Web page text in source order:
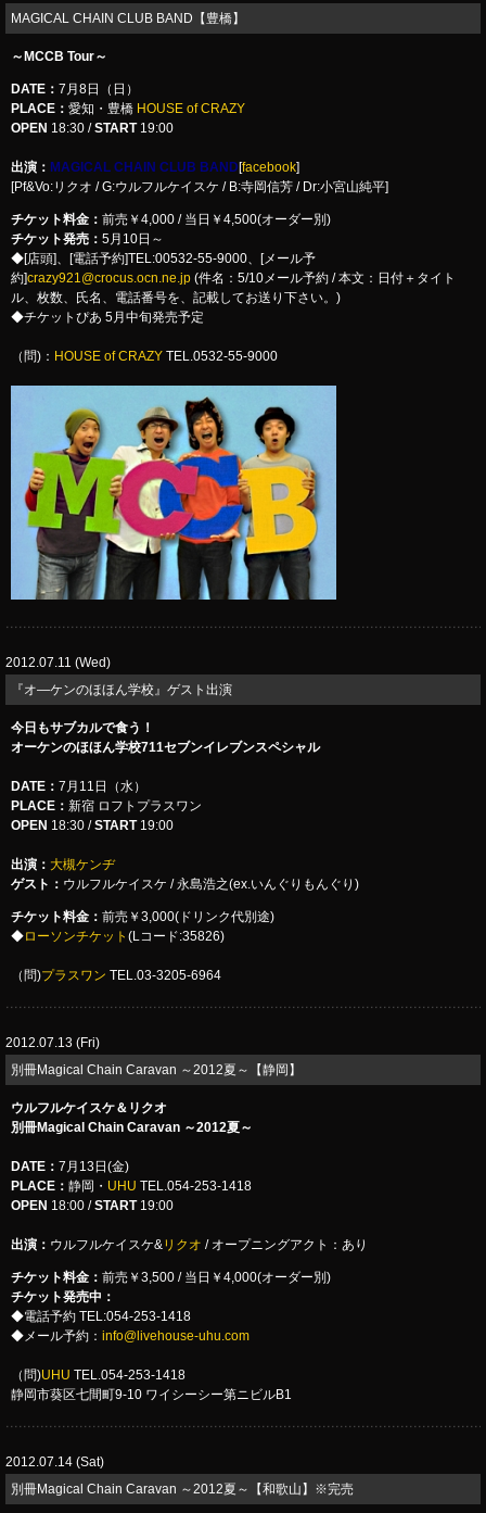
MAGICAL CHAIN CLUB BAND【豊橋】
～MCCB Tour～
DATE： 7月8日（日）
PLACE： 愛知・豊橋 HOUSE of CRAZY
OPEN 18:30 /START19:00
出演： MAGICAL CHAIN CLUB BAND[facebook]
[Pf&Vo:リクオ / G:ウルフルケイスケ / B:寺岡信芳 / Dr:小宮山純平]
チケット料金： 前売￥4,000 / 当日￥4,500(オーダー別)
チケット発売： 5月10日～
◆[店頭]、[電話予約]TEL:00532-55-9000、[メール予
約]crazy921@crocus.ocn.ne.jp (件名：5/10メール予約 / 本文：日付＋タイト
ル、枚数、氏名、電話番号を、記載してお送り下さい。)
◆チケットぴあ 5月中旬発売予定
（問)： HOUSE of CRAZY TEL.0532-55-9000
2012.07.11 (Wed)
『オ―ケンのほほん学校』ゲスト出演
今日もサブカルで食う！
オーケンのほほん学校711セブンイレブンスペシャル
DATE： 7月11日（水）
PLACE： 新宿 ロフトプラスワン
OPEN 18:30 /START19:00
出演： 大槻ケンヂ
ゲスト： ウルフルケイスケ / 永島浩之(ex.いんぐりもんぐり)
チケット料金： 前売￥3,000(ドリンク代別途)
◆ローソンチケット (Lコード:35826)
（問)プラスワン TEL.03-3205-6964
2012.07.13 (Fri)
別冊Magical Chain Caravan ～2012夏～【静岡】
ウルフルケイスケ＆リクオ
別冊Magical Chain Caravan ～2012夏～
DATE： 7月13日(金)
PLACE： 静岡・ UHU TEL.054-253-1418
OPEN 18:00 /START19:00
出演： ウルフルケイスケ& リクオ / オープニングアクト：あり
チケット料金： 前売￥3,500 / 当日￥4,000(オーダー別)
チケット発売中：
◆電話予約 TEL:054-253-1418
◆メール予約： info@livehouse-uhu.com
（問)UHU TEL.054-253-1418
静岡市葵区七間町9-10 ワイシーシー第ニビルB1
2012.07.14 (Sat)
別冊Magical Chain Caravan ～2012夏～【和歌山】※完売